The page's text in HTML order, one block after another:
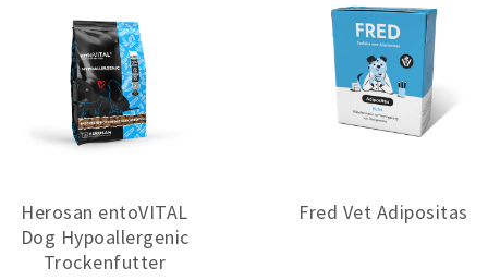
Herosan entoVITAL
Dog Hypoallergenic
Trockenfutter
Fred Vet Adipositas